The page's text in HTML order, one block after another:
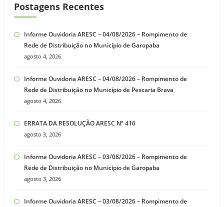
Postagens Recentes
Informe Ouvidoria ARESC – 04/08/2026 – Rompimento de
Rede de Distribuição no Município de Garopaba
agosto 4, 2026
Informe Ouvidoria ARESC – 04/08/2026 – Rompimento de
Rede de Distribuição no Município de Pescaria Brava
agosto 4, 2026
ERRATA DA RESOLUÇÃO ARESC Nº 416
agosto 3, 2026
Informe Ouvidoria ARESC – 03/08/2026 – Rompimento de
Rede de Distribuição no Município de Garopaba
agosto 3, 2026
Informe Ouvidoria ARESC – 03/08/2026 – Rompimento de